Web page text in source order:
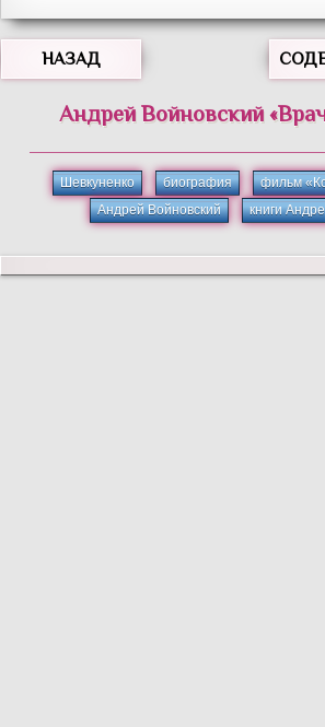
НАЗАД
Андрей Войновский«
Шевкуненко биография фильм
Андрей Войновский
книги